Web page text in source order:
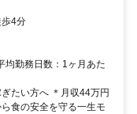
4分
均勤務日数：1ヶ月あた
たい方へ ＊月収44万円
食の安全を守る一生モ